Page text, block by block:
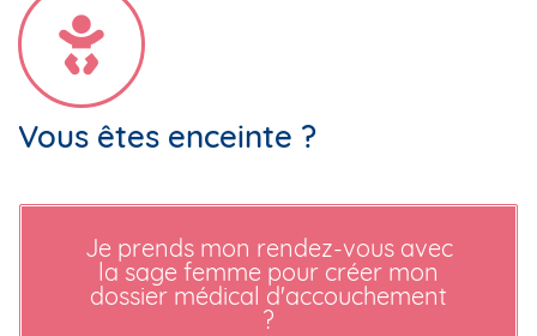
Vous êtes enceinte ?
Je prends mon rendez-vous avec
la sage femme pour créer mon
dossier médical d'accouchement
?